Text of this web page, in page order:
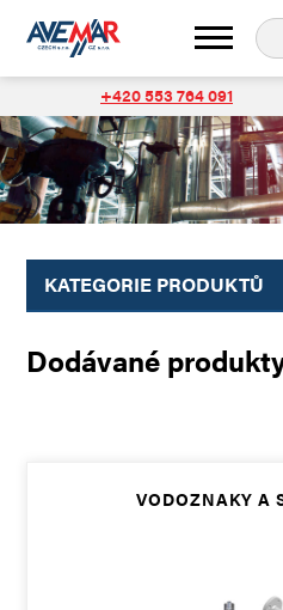
+420 553 764 091
KATEGORIE PRODUKTŮ
Dodávané
VODOZNAKY A